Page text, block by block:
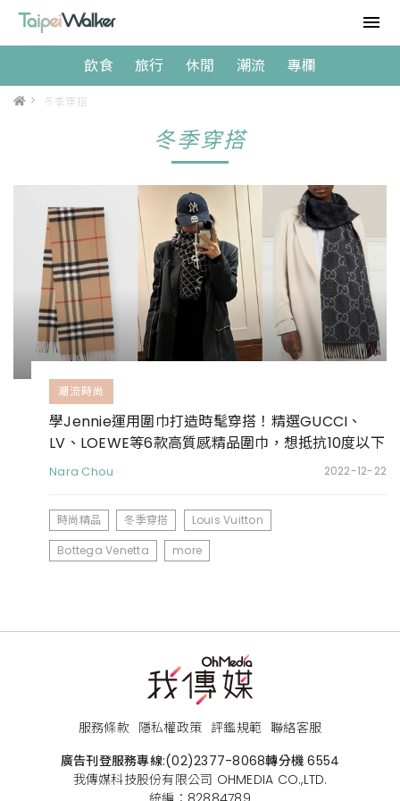
飲食 旅行 休閒 潮流 專欄
> 冬季穿搭
冬季穿搭
潮流時尚
學Jennie運用圍巾打造時髦穿搭！精選GUCCI、
LV、LOEWE等6款高質感精品圍巾，想抵抗10度以下
低溫必收
Nara Chou 2022-12-22
時尚精品 冬季穿搭
Louis Vuitton
Bottega Venetta
more
服務條款 隱私權政策 評鑑規範 聯絡客服
廣告刊登服務專線:(02)2377-8068轉分機 6554
我傳媒科技股份有限公司 OHMEDIA CO.,LTD.